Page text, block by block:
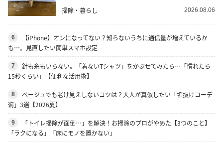
掃除・暮らし 2026.08.06
6
【iPhone】オンになってない？知らないうちに通信量が増えているか
も…。見直したい簡単スマホ設定
7
針も糸もいらない。「着ないTシャツ」をかぶせてみたら…「慣れたら
15秒くらい」【便利な活用術】
8
ベージュでも老け見えしないコツは？大人が真似したい「垢抜けコーデ
術」3選【2026夏】
9
「トイレ掃除が面倒…」を解決！お掃除のプロがやめた【3つのこと】
「ラクになる」「床にモノを置かない」